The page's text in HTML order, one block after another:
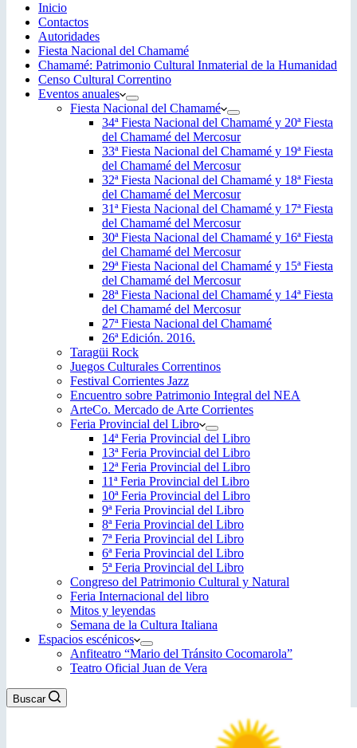
Inicio
Contactos
Autoridades
Fiesta Nacional del Chamamé
Chamamé: Patrimonio Cultural Inmaterial de la Humanidad
Censo Cultural Correntino
Eventos anuales
Fiesta Nacional del Chamamé
34ª Fiesta Nacional del Chamamé y 20ª Fiesta
del Chamamé del Mercosur
33ª Fiesta Nacional del Chamamé y 19ª Fiesta
del Chamamé del Mercosur
32ª Fiesta Nacional del Chamamé y 18ª Fiesta
del Chamamé del Mercosur
31ª Fiesta Nacional del Chamamé y 17ª Fiesta
del Chamamé del Mercosur
30ª Fiesta Nacional del Chamamé y 16ª Fiesta
del Chamamé del Mercosur
29ª Fiesta Nacional del Chamamé y 15ª Fiesta
del Chamamé del Mercosur
28ª Fiesta Nacional del Chamamé y 14ª Fiesta
del Chamamé del Mercosur
27ª Fiesta Nacional del Chamamé
26ª Edición. 2016.
Taragüi Rock
Juegos Culturales Correntinos
Festival Corrientes Jazz
Encuentro sobre Patrimonio Integral del NEA
ArteCo. Mercado de Arte Corrientes
Feria Provincial del Libro
14ª Feria Provincial del Libro
13ª Feria Provincial del Libro
12ª Feria Provincial del Libro
11ª Feria Provincial del Libro
10ª Feria Provincial del Libro
9ª Feria Provincial del Libro
8ª Feria Provincial del Libro
7ª Feria Provincial del Libro
6ª Feria Provincial del Libro
5ª Feria Provincial del Libro
Congreso del Patrimonio Cultural y Natural
Feria Internacional del libro
Mitos y leyendas
Semana de la Cultura Italiana
Espacios escénicos
Anfiteatro “Mario del Tránsito Cocomarola”
Teatro Oficial Juan de Vera
Buscar